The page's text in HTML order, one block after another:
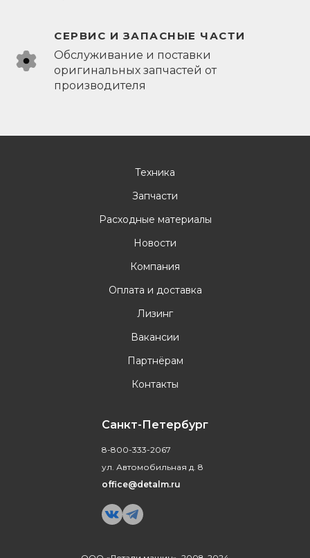
СЕРВИС И ЗАПАСНЫЕ ЧАСТИ
Обслуживание и поставки
оригинальных запчастей от
производителя
Техника
Запчасти
Расходные материалы
Новости
Компания
Оплата и доставка
Лизинг
Вакансии
Партнёрам
Контакты
Санкт-Петербург
8-800-333-2067
ул. Автомобильная д. 8
office@detalm.ru